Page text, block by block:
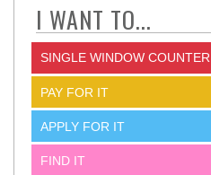
I WANT TO...
SINGLE WINDOW COUNTER
PAY FOR IT
APPLY FOR IT
FIND IT